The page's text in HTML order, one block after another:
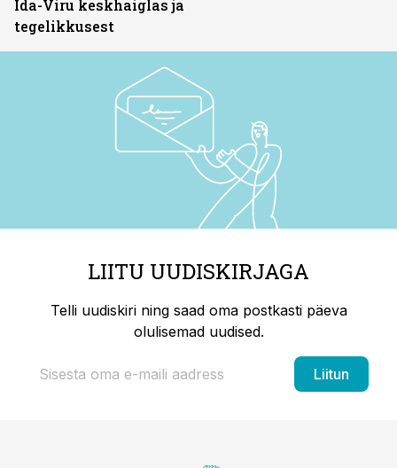
Ida-Viru keskhaiglas ja
tegelikkusest
LIITU UUDISKIRJAGA
Telli uudiskiri ning saad oma postkasti päeva
olulisemad uudised.
Liitun